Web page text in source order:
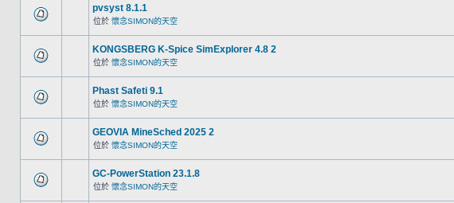
pvsyst 8.1.1
位於 懷念SIMON的天空
KONGSBERG K-Spice SimExplorer 4.8 2
位於 懷念SIMON的天空
Phast Safeti 9.1
位於 懷念SIMON的天空
GEOVIA MineSched 2025 2
位於 懷念SIMON的天空
GC-PowerStation 23.1.8
位於 懷念SIMON的天空